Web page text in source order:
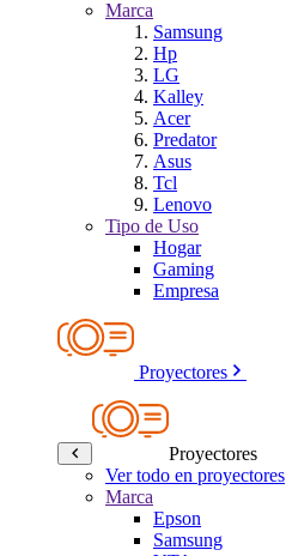
Marca
Samsung
Hp
LG
Kalley
Acer
Predator
Asus
Tcl
Lenovo
Tipo de Uso
Hogar
Gaming
Empresa
Proyectores
Proyectores
Ver todo en proyectores
Marca
Epson
Samsung